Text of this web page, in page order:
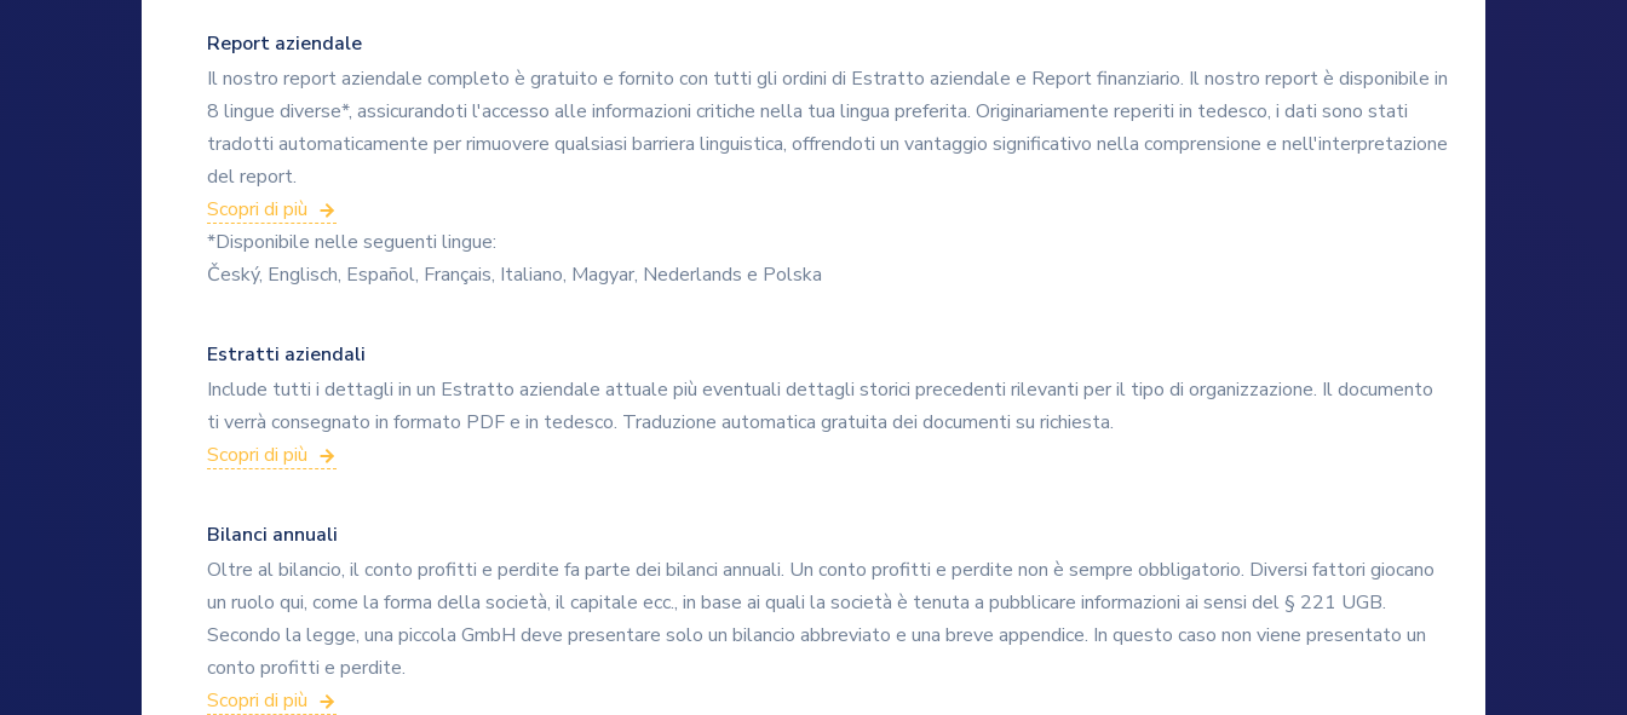
Report aziendale
Il nostro report aziendale completo è gratuito e fornito con tutti gli ordini di Estratto aziendale e Report finanziario. Il nostro report è disponibile in
8 lingue diverse*, assicurandoti l'accesso alle informazioni critiche nella tua lingua preferita. Originariamente reperiti in tedesco, i dati sono stati
tradotti automaticamente per rimuovere qualsiasi barriera linguistica, offrendoti un vantaggio significativo nella comprensione e nell'interpretazione
del report.
Scopri di più
*Disponibile nelle seguenti lingue:
Český, Englisch, Español, Français, Italiano, Magyar, Nederlands e Polska
Estratti aziendali
Include tutti i dettagli in un Estratto aziendale attuale più eventuali dettagli storici precedenti rilevanti per il tipo di organizzazione. Il documento
ti verrà consegnato in formato PDF e in tedesco. Traduzione automatica gratuita dei documenti su richiesta.
Scopri di più
Bilanci annuali
Oltre al bilancio, il conto profitti e perdite fa parte dei bilanci annuali. Un conto profitti e perdite non è sempre obbligatorio. Diversi fattori giocano
un ruolo qui, come la forma della società, il capitale ecc., in base ai quali la società è tenuta a pubblicare informazioni ai sensi del § 221 UGB.
Secondo la legge, una piccola GmbH deve presentare solo un bilancio abbreviato e una breve appendice. In questo caso non viene presentato un
conto profitti e perdite.
Scopri di più